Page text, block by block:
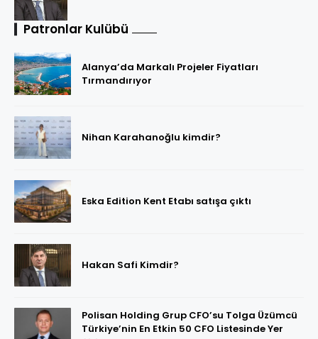
Patronlar Kulübü
Alanya’da Markalı Projeler Fiyatları
Tırmandırıyor
Nihan Karahanoğlu kimdir?
Eska Edition Kent Etabı satışa çıktı
Hakan Safi Kimdir?
Polisan Holding Grup CFO’su Tolga Üzümcü
Türkiye’nin En Etkin 50 CFO Listesinde Yer